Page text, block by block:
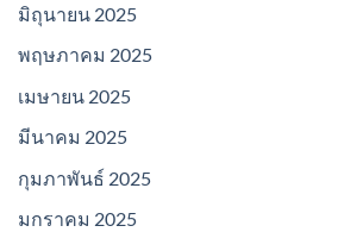
มิถุนายน 2025
พฤษภาคม 2025
เมษายน 2025
มีนาคม 2025
กุมภาพันธ์ 2025
มกราคม 2025